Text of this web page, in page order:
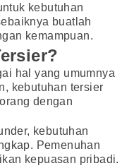
kebutuhan
buatlah
kemampuan.
hal yang umumnya
kebutuhan tersier
dengan
kebutuhan
Pemenuhan
kepuasan pribadi.